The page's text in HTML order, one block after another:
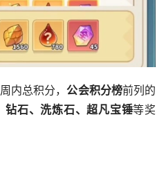
内总积分，公会积分榜前列的
钻石、洗炼石、超凡宝锤等奖